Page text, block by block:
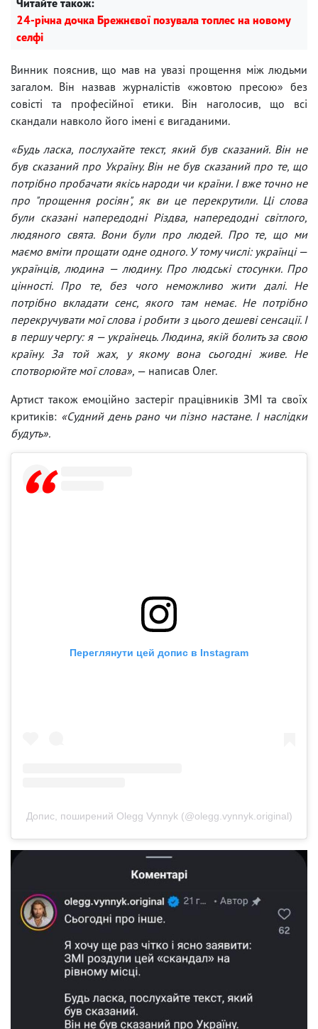
24-річна дочка Брежнєвої позувала топлес на новому
селфі
Винник пояснив, що мав на увазі прощення між людьми
загалом. Він назвав журналістів «жовтою пресою» без
совісті та професійної етики. Він наголосив, що всі
скандали навколо його імені є вигаданими.
«Будь ласка, послухайте текст, який був сказаний. Він не
був сказаний про Україну. Він не був сказаний про те, що
потрібно пробачати якісь народи чи країни. І вже точно не
про "прощення росіян", як ви це перекрутили. Ці слова
були сказані напередодні Різдва, напередодні світлого,
людяного свята. Вони були про людей. Про те, що ми
маємо вміти прощати одне одного. У тому числі: українці —
українців, людина — людину. Про людські стосунки. Про
цінності. Про те, без чого неможливо жити далі. Не
потрібно вкладати сенс, якого там немає. Не потрібно
перекручувати мої слова і робити з цього дешеві сенсації. І
в першу чергу: я — українець. Людина, якій болить за свою
країну. За той жах, у якому вона сьогодні живе. Не
спотворюйте мої слова», — написав Олег.
Артист також емоційно застеріг працівників ЗМІ та своїх
критиків: «Судний день рано чи пізно настане. І наслідки
будуть».
Переглянути цей допис в Instagram
Допис, поширений Olegg Vynnyk (@olegg.vynnyk.original)